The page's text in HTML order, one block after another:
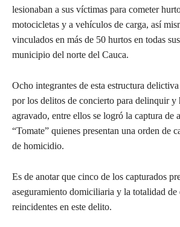
lesionaban a sus víctimas para cometer
motocicletas y a vehículos de carga, así
vinculados en más de 50 hurtos en todas
municipio del norte del Cauca.
Ocho integrantes de esta estructura
por los delitos de concierto para delinquir
agravado, entre ellos se logró la captura de
“Tomate” quienes presentan una orden de
de homicidio.
Es de anotar que cinco de los capturados
aseguramiento domiciliaria y la totalidad de
reincidentes en este delito.